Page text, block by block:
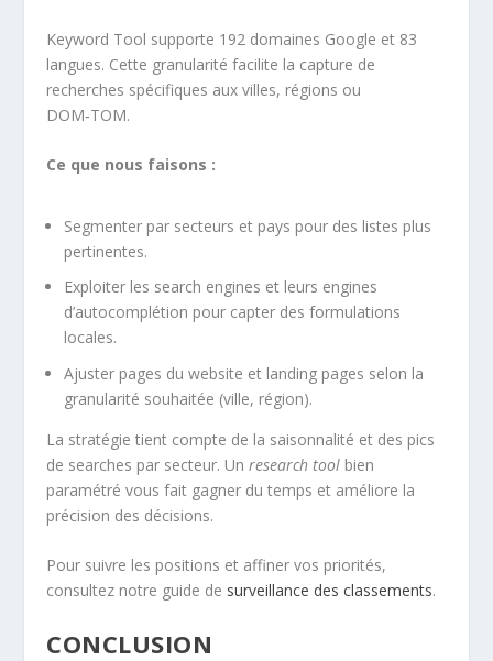
Keyword Tool supporte 192 domaines Google et 83
langues. Cette granularité facilite la capture de
recherches spécifiques aux villes, régions ou
DOM‑TOM.
Ce que nous faisons :
Segmenter par secteurs et pays pour des listes plus
pertinentes.
Exploiter les search engines et leurs engines
d’autocomplétion pour capter des formulations
locales.
Ajuster pages du website et landing pages selon la
granularité souhaitée (ville, région).
La stratégie tient compte de la saisonnalité et des pics
de searches par secteur. Unresearch tool bien
paramétré vous fait gagner du temps et améliore la
précision des décisions.
Pour suivre les positions et affiner vos priorités,
consultez notre guide de surveillance des classements.
CONCLUSION